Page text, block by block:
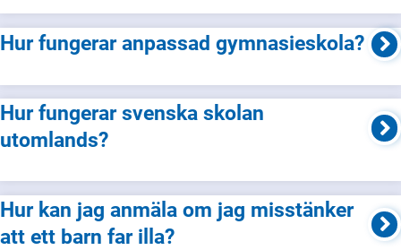
Hur fungerar anpassad gymnasieskola?
Hur fungerar svenska skolan
utomlands?
Hur kan jag anmäla om jag misstänker
att ett barn far illa?